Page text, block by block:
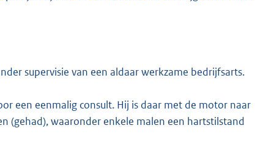
supervisie van een aldaar werkzame bedrijfsarts.
een eenmalig consult. Hij is daar met de motor naar
(gehad), waaronder enkele malen een hartstilstand